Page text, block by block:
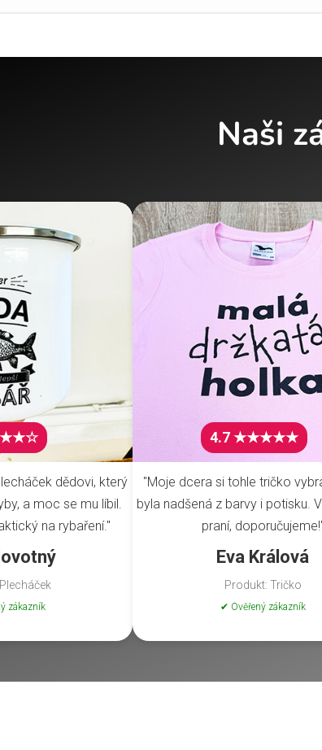
Naši
dědovi, který
a moc se mu líbil.
na rybaření."
zákazník
4.7 ★★★★★
"Moje dcera si tohle tričko
byla nadšená z barvy i potisku.
praní,
Eva Králová
Produkt: Tričko
✔ Ověřený zákazník